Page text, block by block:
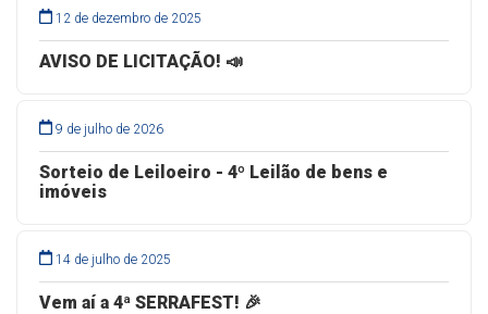
12 de dezembro de 2025
AVISO DE LICITAÇÃO! 📣
9 de julho de 2026
Sorteio de Leiloeiro - 4º Leilão de bens e
imóveis
14 de julho de 2025
Vem aí a 4ª SERRAFEST! 🎉